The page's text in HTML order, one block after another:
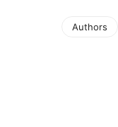
Authors